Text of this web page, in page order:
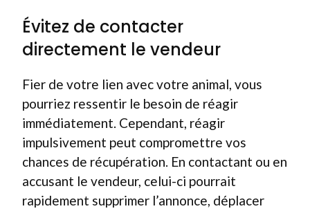
Évitez de contacter
directement le vendeur
Fier de votre lien avec votre animal, vous
pourriez ressentir le besoin de réagir
immédiatement. Cependant, réagir
impulsivement peut compromettre vos
chances de récupération. En contactant ou en
accusant le vendeur, celui-ci pourrait
rapidement supprimer l’annonce, déplacer